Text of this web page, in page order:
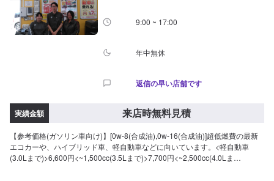
9:00 ~ 17:00
年中無休
返信の早い店舗です
実績金額 来店時無料見積
【参考価格(ガソリン車向け)】[0w-8(合成油),0w-16(合成油)]超低燃費の最新
エコカーや、ハイブリッド車、軽自動車などに向いています。<軽自動車
(3.0Lまで)>6,600円<~1,500cc(3.5Lまで)>7,700円<~2,500cc(4.0Lま